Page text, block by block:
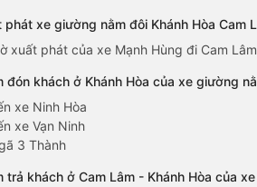
phát xe giường nằm đôi Khánh Hòa Cam
xuất phát của xe Mạnh Hùng đi Cam
đón khách ở Khánh Hòa của xe giường
xe Ninh Hòa
xe Vạn Ninh
3 Thành
trả khách ở Cam Lâm - Khánh Hòa của